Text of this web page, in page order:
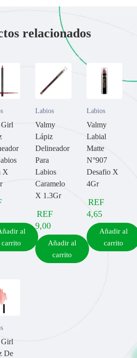
relacionados
X
al
carrito
Labios
Valmy
Lápiz
Delineador
Para
Labios
Caramelo
X 1.3Gr
REF
9,00
Añadir al
carrito
Labios
Valmy
Labial
Matte
N°907
Desafio X
4Gr
REF
4,65
Añadir al
carrito
De